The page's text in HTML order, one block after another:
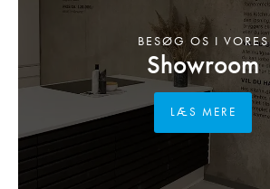
Showroom
BESØG OS I VORES
LÆS MERE